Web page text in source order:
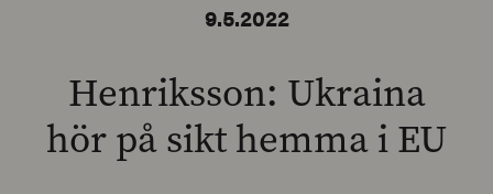
9.5.2022
Henriksson: Ukraina
hör på sikt hemma i EU